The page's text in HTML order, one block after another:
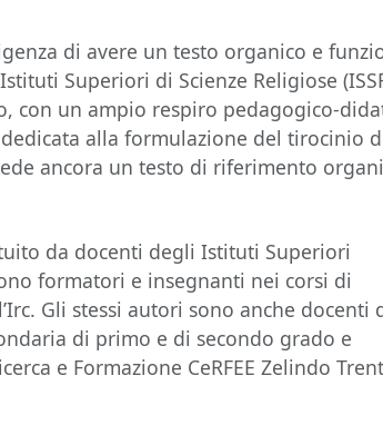
di avere un testo organico e
Superiori di Scienze Religiose
con un ampio respiro pedagogico-
alla formulazione del tirocinio
ancora un testo di riferimento
da docenti degli Istituti Superiori
formatori e insegnanti nei corsi di
Gli stessi autori sono anche docenti
di primo e di secondo grado e
e Formazione CeRFEE Zelindo